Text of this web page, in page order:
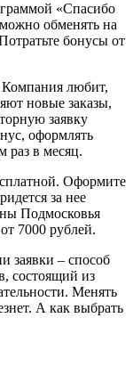
«Спасибо
обменять на
бонусы от
любит,
новые заказы,
заявку
оформлять
раз в месяц.
Оформите
за нее
Подмосковья
7000 рублей.
заявки – способ
состоящий из
Менять
А как выбрать